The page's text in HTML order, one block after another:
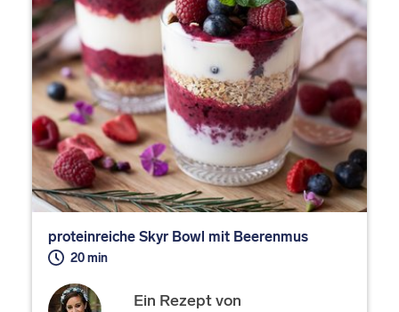
proteinreiche Skyr Bowl mit Beerenmus
20 min
Ein Rezept von